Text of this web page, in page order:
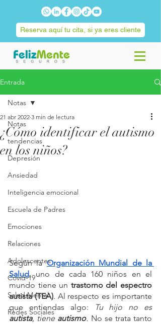
Reserva aquí tu cita, si ya eres cliente
Entrada
Notas
tendencias
Depresión
Ansiedad
Inteligencia emocional
Escuela de Padres
Emociones
Relaciones
Adolescentes
Covid-19
Salud Mental
Redes Sociales
Notas
¿Cómo identificar el autismo
en los niños?
21 abr 2022 3 min de lectura
Según la Organización Mundial de la
Salud, uno de cada 160 niños en el
mundo tiene un trastorno del espectro
autista (TEA). Al respecto es importante
que entiendas algo:
Tu hijo no es
autista, tiene autismo. No se trata tanto